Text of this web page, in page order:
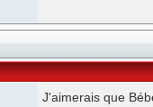
J'aimerais que